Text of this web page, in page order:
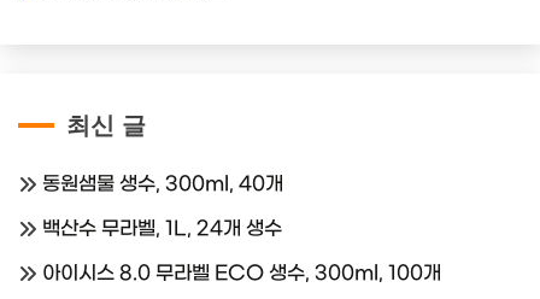
최신 글
동원샘물 생수, 300ml, 40개
백산수 무라벨, 1L, 24개 생수
아이시스 8.0 무라벨 ECO 생수, 300ml, 100개